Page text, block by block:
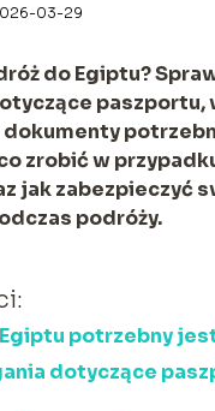
03-29
do Egiptu?
paszportu,
dokumenty
zrobić w
jak zabezpieczyć
podróży.
potrzebny
dotyczące